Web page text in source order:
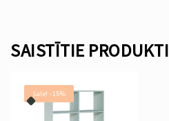
SAISTĪTIE PRODUKTI
Sale! -15%